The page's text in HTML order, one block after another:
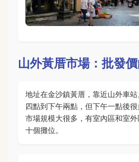
山外黃厝市場：批發
地址在金沙鎮黃厝，靠近山外車
四點到下午兩點，但下午一點後
市場規模大很多，有室內區和室
十個攤位。